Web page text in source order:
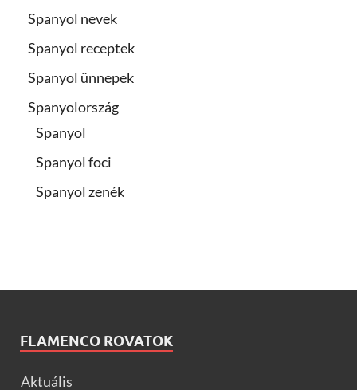
Spanyol nevek
Spanyol receptek
Spanyol ünnepek
Spanyolország
Spanyol
Spanyol foci
Spanyol zenék
FLAMENCO ROVATOK
Aktuális